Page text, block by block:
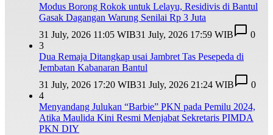
Modus Borong Rokok untuk Lelayu, Residivis di Bantul
Gasak Dagangan Warung Senilai Rp 3 Juta
31 July, 2026 11:05 WIB31 July, 2026 17:59 WIB
0
3
Dua Remaja Ditangkap usai Jambret Tas Pesepeda di
Jembatan Kabanaran Bantul
31 July, 2026 17:20 WIB31 July, 2026 21:24 WIB
0
4
Menyandang Julukan “Barbie” PKN pada Pemilu 2024,
Atika Maulida Kini Resmi Menjabat Sekretaris PIMDA
PKN DIY